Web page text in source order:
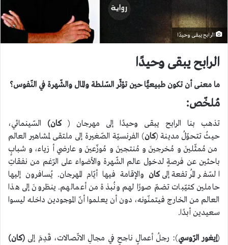
الرابح يبقى وحيدًا
الرابح يبقى وحيدًا
ما معنى أن تكون طبيعيًّا حين تؤثّر السّلطة والمال والشّهرة في النّفوس؟
مُلخّص:
تذهب بنا الرابح يبقى وحيدًا إلى مهرجان (كان) السّينمائي،
حيثُ تتحوّلُ مدينة (كان) الفرنسيّة الصّغيرة إلى ملتقى لمشاهير العالم
من مُمثّلينَ ومُخرجينَ ومُنتجينَ ومُوزّعينَ وعارضي أزياء، وشبابٍ
باحثين عن فرصةٍ لدخول عالم الشّهرة والأضواء على الرّغم من نفقاتِ
السّفر المُرتفعة إلىكان والإقامة فيها أيّام المهرجان. يُسافرون إليها
حاملين كتيّبات تضمّ صورًا لهم ونُبذة من أعمالهم. ينظرونَ إلى هذا
العالم من الخارج فيتمنّونه، دون أن يعلموا أنّ الموجودين داخله ليسوا
سعيدين أبدًا.
(إيغور الرّوسي): رجلُ أعمالٍ ناجحٍ في مجالِ الاتّصالات، قَدِمَ إلى (كان)